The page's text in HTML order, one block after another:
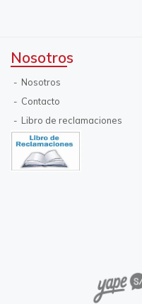
Nosotros
Nosotros
Contacto
Libro de reclamaciones